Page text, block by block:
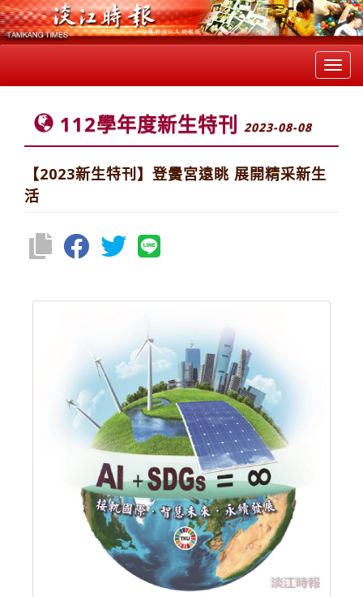
112學年度新生特刊 2023-08-08
【2023新生特刊】登黌宮遠眺 展開精采新生
活